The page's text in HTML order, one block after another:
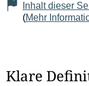
Inhalt dieser
(Mehr
Klare